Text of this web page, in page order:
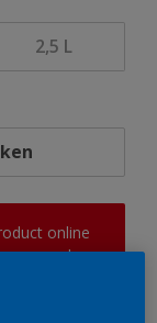
2,5 L
online
we werken